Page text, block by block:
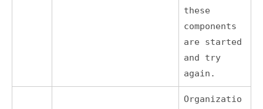
these
components
are started
and try
again.
Organizatio